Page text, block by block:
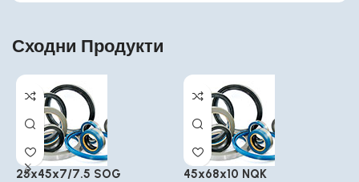
Сходни Продукти
25x45x7/7.5 SOG 45x68x10 NQK